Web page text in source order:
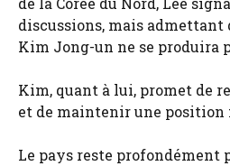
discussions, mais admettant
Kim Jong-un ne se produira
Kim, quant à lui, promet de
et de maintenir une position
Le pays reste profondément